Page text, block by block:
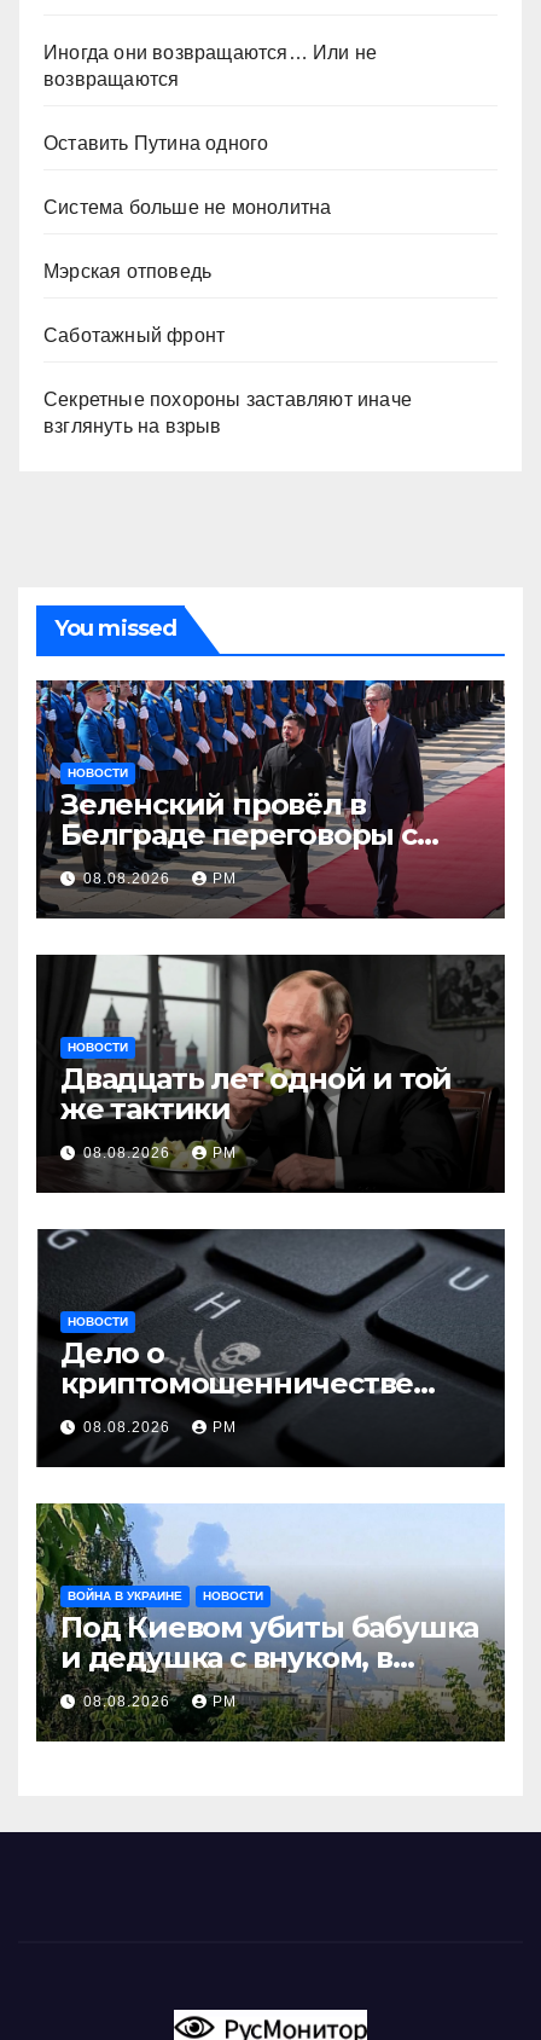
Иногда они возвращаются… Или не
возвращаются
Оставить Путина одного
Система больше не монолитна
Мэрская отповедь
Саботажный фронт
Секретные похороны заставляют иначе
взглянуть на взрыв
You missed
НОВОСТИ
Зеленский провёл в
Белграде переговоры с
Вучичем
08.08.2026 РМ
НОВОСТИ
Двадцать лет одной и той
же тактики
08.08.2026 РМ
НОВОСТИ
Дело о
криптомошенничестве
оборачивают в содействие
терроризму
08.08.2026 РМ
ВОЙНА В УКРАИНЕ НОВОСТИ
Под Киевом убиты бабушка
и дедушка с внуком, в
Поволжье и на Кубани
вновь горят НПЗ
08.08.2026 РМ